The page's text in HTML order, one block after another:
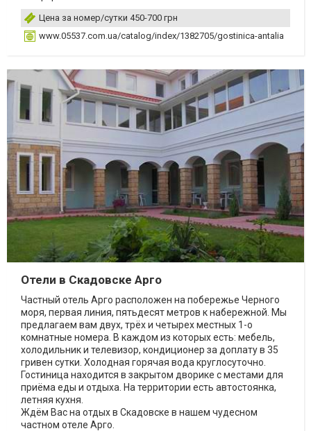
Цена за номер/сутки 450-700 грн
www.05537.com.ua/catalog/index/1382705/gostinica-antalia
Отели в Скадовске Арго
Частный отель Арго расположен на побережье Черного
моря, первая линия, пятьдесят метров к набережной. Мы
предлагаем вам двух, трёх и четырех местных 1-о
комнатные номера. В каждом из которых есть: мебель,
холодильник и телевизор, кондиционер за доплату в 35
гривен сутки. Холодная горячая вода круглосуточно.
Гостиница находится в закрытом дворике с местами для
приёма еды и отдыха. На территории есть автостоянка,
летняя кухня.
Ждём Вас на отдых в Скадовске в нашем чудесном
частном отеле Арго.